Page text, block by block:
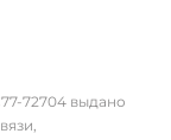
72704 выдано